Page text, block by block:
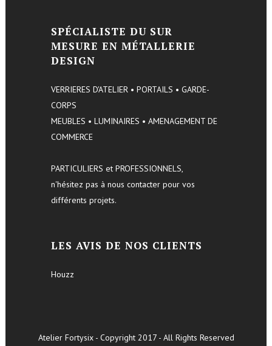
SPÉCIALISTE DU SUR
MESURE EN MÉTALLERIE
DESIGN
VERRIERES D'ATELIER • PORTAILS • GARDE-
CORPS
MEUBLES • LUMINAIRES • AMENAGEMENT DE
COMMERCE
PARTICULIERS et PROFESSIONNELS,
n'hésitez pas à nous contacter pour vos
différents projets.
LES AVIS DE NOS CLIENTS
Houzz
Atelier Fortysix - Copyright 2017 - All Rights Reserved